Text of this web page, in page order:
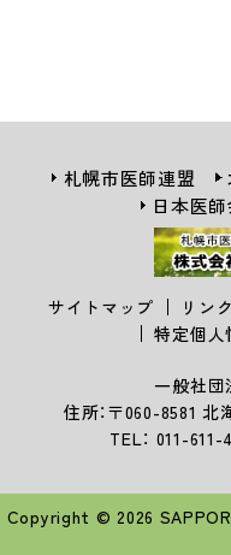
札幌市医師連盟
日本医
サイトマップ リン
特定個人
一般社
住所：〒060-8581
TEL： 011-
Copyright © 2026